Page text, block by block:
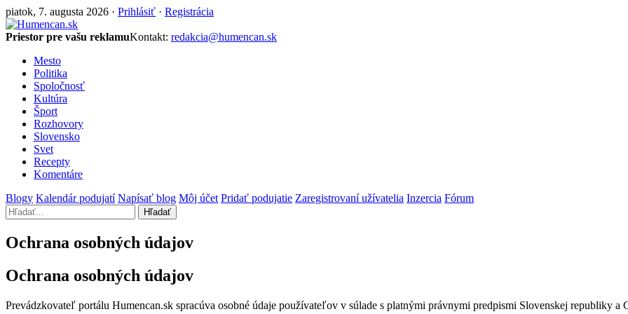
piatok, 7. augusta 2026 · Prihlásiť · Registrácia
Priestor pre vašu reklamuKontakt: redakcia@humencan.sk
Mesto
Politika
Spoločnosť
Kultúra
Šport
Rozhovory
Slovensko
Svet
Recepty
Komentáre
Blogy Kalendár podujatí Napísať blog Môj účet Pridať podujatie Zaregistrovaní užívatelia Inzercia Fórum
Hľadať
Ochrana osobných údajov
Ochrana osobných údajov
Prevádzkovateľ portálu Humencan.sk spracúva osobné údaje používateľov v súlade s platnými právnymi predpismi Slovenskej republiky a